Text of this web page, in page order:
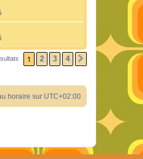
1 2 3 4 SUIVANT
horaire sur UTC+02:00